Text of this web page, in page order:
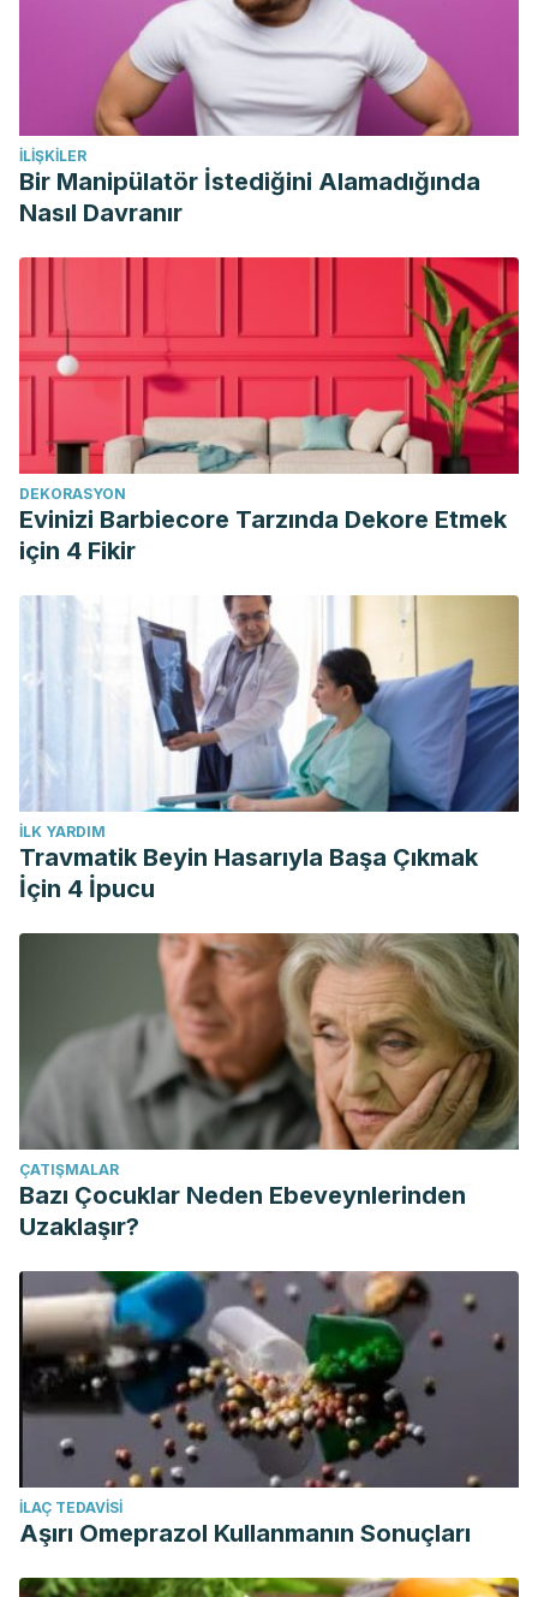
women. Biological Trace Element Research.
https://doi.org/10.1007/s12011-011-9030-0
Love, S. L., & Pavek, J. J. (2008). Positioning the potato as
a primary food source of vitamin C. In American Journal of
Potato Research.
https://doi.org/10.1007/s12230-008-9030-
İLIŞKILER
Bir Manipülatör İstediğini Alamadığında
Nasıl Davranır
DEKORASYON
Evinizi Barbiecore Tarzında Dekore Etmek
için 4 Fikir
İLK YARDIM
Travmatik Beyin Hasarıyla Başa Çıkmak
İçin 4 İpucu
ÇATIŞMALAR
Bazı Çocuklar Neden Ebeveynlerinden
Uzaklaşır?
İLAÇ TEDAVISI
Aşırı Omeprazol Kullanmanın Sonuçları